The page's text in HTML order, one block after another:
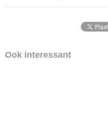
Ook interessant